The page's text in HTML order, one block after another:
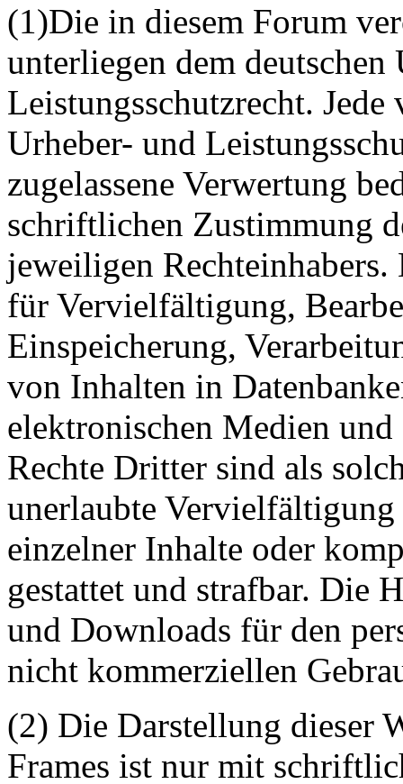
(1)Die in diesem Forum
unterliegen dem deutschen
Leistungsschutzrecht. Jede
Urheber- und
zugelassene Verwertung
schriftlichen Zustimmung
jeweiligen
für Vervielfältigung,
Einspeicherung,
von Inhalten in
elektronischen Medien
Rechte Dritter sind als
unerlaubte Vervielfältigung
einzelner Inhalte oder
gestattet und strafbar. Die
und Downloads für den
nicht kommerziellen
(2) Die Darstellung dieser
Frames ist nur mit